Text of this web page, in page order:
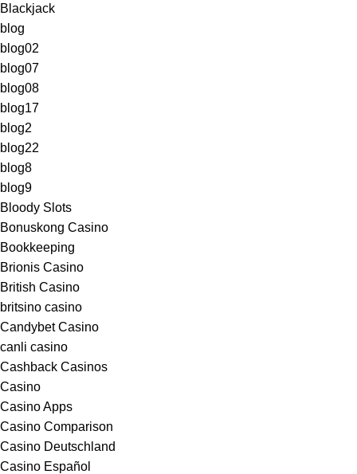
Blackjack
blog
blog02
blog07
blog08
blog17
blog2
blog22
blog8
blog9
Bloody Slots
Bonuskong Casino
Bookkeeping
Brionis Casino
British Casino
britsino casino
Candybet Casino
canli casino
Cashback Casinos
Casino
Casino Apps
Casino Comparison
Casino Deutschland
Casino Español